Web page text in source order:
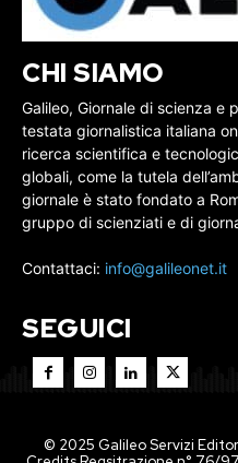
CHI SIAMO
Galileo, Giornale di scienza e
testata giornalistica italiana
ricerca scientifica e
globali, come la tutela
giornale è stato fondato a
gruppo di scienziati e di
Contattaci: info@galileonet.it
SEGUICI
© 2025 Galileo Servizi